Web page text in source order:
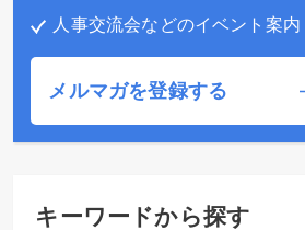
人事交流会などのイベント案内
メルマガを登録する
キーワードから探す